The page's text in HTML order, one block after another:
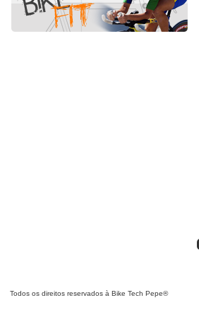
Todos os direitos reservados à Bike Tech Pepe®